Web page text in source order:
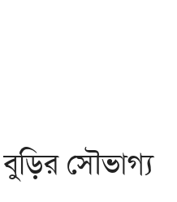
বুড়ির সৌভাগ্য